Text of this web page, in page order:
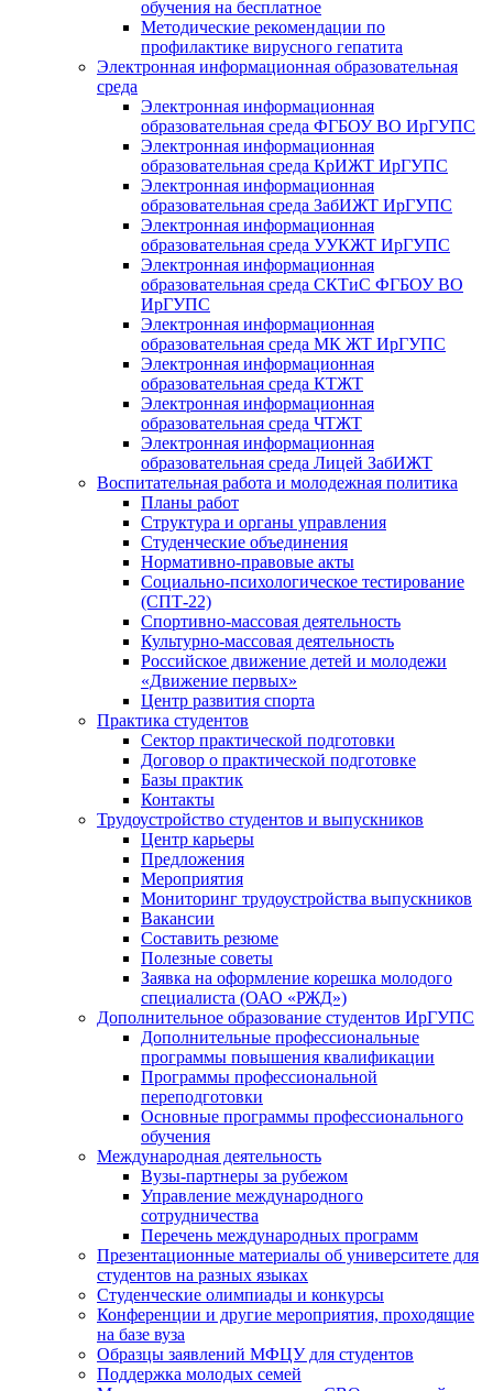
обучения на бесплатное
Методические рекомендации по
профилактике вирусного гепатита
Электронная информационная образовательная
среда
Электронная информационная
образовательная среда ФГБОУ ВО ИрГУПС
Электронная информационная
образовательная среда КрИЖТ ИрГУПС
Электронная информационная
образовательная среда ЗабИЖТ ИрГУПС
Электронная информационная
образовательная среда УУКЖТ ИрГУПС
Электронная информационная
образовательная среда СКТиС ФГБОУ ВО
ИрГУПС
Электронная информационная
образовательная среда МК ЖТ ИрГУПС
Электронная информационная
образовательная среда КТЖТ
Электронная информационная
образовательная среда ЧТЖТ
Электронная информационная
образовательная среда Лицей ЗабИЖТ
Воспитательная работа и молодежная политика
Планы работ
Структура и органы управления
Студенческие объединения
Нормативно-правовые акты
Социально-психологическое тестирование
(СПТ-22)
Спортивно-массовая деятельность
Культурно-массовая деятельность
Российское движение детей и молодежи
«Движение первых»
Центр развития спорта
Практика студентов
Сектор практической подготовки
Договор о практической подготовке
Базы практик
Контакты
Трудоустройство студентов и выпускников
Центр карьеры
Предложения
Мероприятия
Мониторинг трудоустройства выпускников
Вакансии
Составить резюме
Полезные советы
Заявка на оформление корешка молодого
специалиста (ОАО «РЖД»)
Дополнительное образование студентов ИрГУПС
Дополнительные профессиональные
программы повышения квалификации
Программы профессиональной
переподготовки
Основные программы профессионального
обучения
Международная деятельность
Вузы-партнеры за рубежом
Управление международного
сотрудничества
Перечень международных программ
Презентационные материалы об университете для
студентов на разных языках
Студенческие олимпиады и конкурсы
Конференции и другие мероприятия, проходящие
на базе вуза
Образцы заявлений МФЦУ для студентов
Поддержка молодых семей